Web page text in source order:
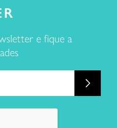
e fique a